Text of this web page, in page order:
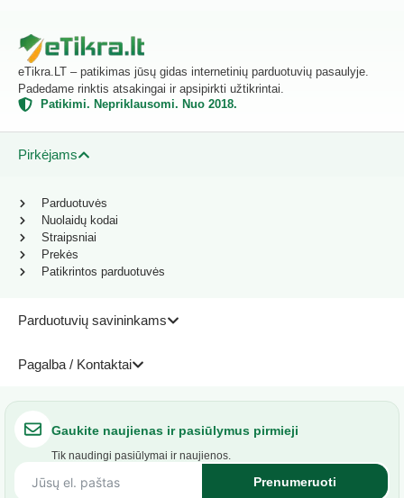
eTikra.LT – patikimas jūsų gidas internetinių parduotuvių pasaulyje.
Padedame rinktis atsakingai ir apsipirkti užtikrintai.
Patikimi. Nepriklausomi. Nuo 2018.
Pirkėjams
Parduotuvių savininkams
Pagalba / Kontaktai
Parduotuvės
Nuolaidų kodai
Straipsniai
Prekės
Patikrintos parduotuvės
Gaukite naujienas ir pasiūlymus pirmieji
Tik naudingi pasiūlymai ir naujienos.
Prenumeruoti